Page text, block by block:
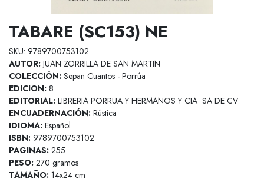
TABARE (SC153) NE
SKU: 9789700753102
AUTOR: JUAN ZORRILLA DE SAN MARTIN
COLECCIÓN: Sepan Cuantos - Porrúa
EDICION: 8
EDITORIAL: LIBRERIA PORRUA Y HERMANOS Y CIA SA DE CV
ENCUADERNACIÓN: Rústica
IDIOMA: Español
ISBN: 9789700753102
PAGINAS: 255
PESO: 270 gramos
TAMAÑO: 14x24 cm